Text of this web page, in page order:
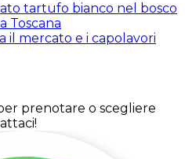
tartufo bianco nel bosco
Toscana
il mercato e i capolavori
prenotare o scegliere